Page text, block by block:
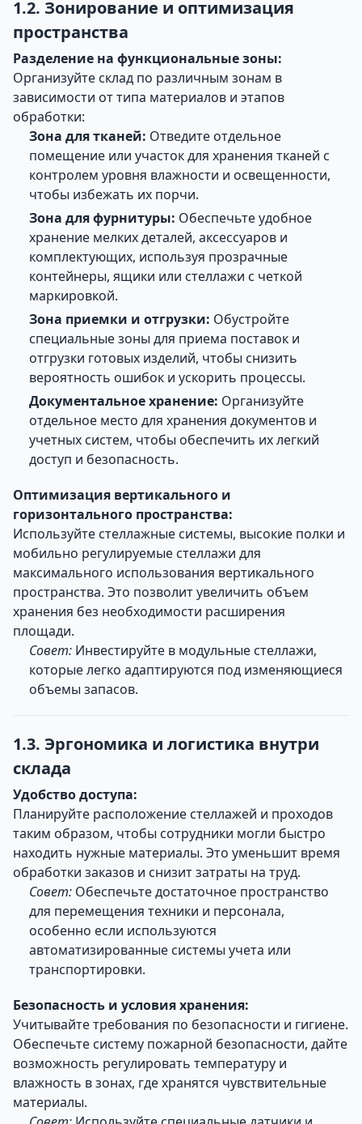
1.2. Зонирование и оптимизация
пространства
Разделение на функциональные зоны:
Организуйте склад по различным зонам в
зависимости от типа материалов и этапов
обработки:
Зона для тканей: Отведите отдельное
помещение или участок для хранения тканей с
контролем уровня влажности и освещенности,
чтобы избежать их порчи.
Зона для фурнитуры: Обеспечьте удобное
хранение мелких деталей, аксессуаров и
комплектующих, используя прозрачные
контейнеры, ящики или стеллажи с четкой
маркировкой.
Зона приемки и отгрузки: Обустройте
специальные зоны для приема поставок и
отгрузки готовых изделий, чтобы снизить
вероятность ошибок и ускорить процессы.
Документальное хранение: Организуйте
отдельное место для хранения документов и
учетных систем, чтобы обеспечить их легкий
доступ и безопасность.
Оптимизация вертикального и
горизонтального пространства:
Используйте стеллажные системы, высокие полки и
мобильно регулируемые стеллажи для
максимального использования вертикального
пространства. Это позволит увеличить объем
хранения без необходимости расширения
площади.
Совет: Инвестируйте в модульные стеллажи,
которые легко адаптируются под изменяющиеся
объемы запасов.
1.3. Эргономика и логистика внутри
склада
Удобство доступа:
Планируйте расположение стеллажей и проходов
таким образом, чтобы сотрудники могли быстро
находить нужные материалы. Это уменьшит время
обработки заказов и снизит затраты на труд.
Совет: Обеспечьте достаточное пространство
для перемещения техники и персонала,
особенно если используются
автоматизированные системы учета или
транспортировки.
Безопасность и условия хранения:
Учитывайте требования по безопасности и гигиене.
Обеспечьте систему пожарной безопасности, дайте
возможность регулировать температуру и
влажность в зонах, где хранятся чувствительные
материалы.